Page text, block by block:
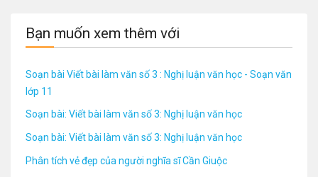
Bạn muốn xem thêm với
Soạn bài Viết bài làm văn số 3 : Nghị luận văn học - Soạn văn
lớp 11
Soạn bài: Viết bài làm văn số 3: Nghị luận văn học
Soạn bài: Viết bài làm văn số 3: Nghị luận văn học
Phân tích vẻ đẹp của người nghĩa sĩ Cần Giuộc